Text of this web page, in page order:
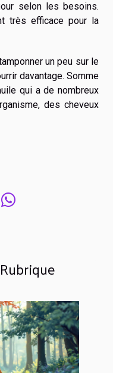
selon les besoins.
très efficace pour la
un peu sur le
davantage. Somme
qui a de nombreux
des cheveux